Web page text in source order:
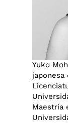
Yuko
japonesa
Maestría